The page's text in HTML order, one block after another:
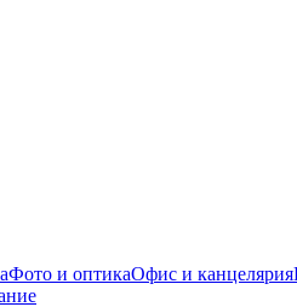
Фото и оптикаОфис и канцелярия